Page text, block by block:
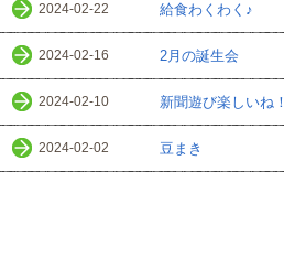
2024-02-22 給食わくわく♪
2024-02-16 2月の誕生会
2024-02-10 新聞遊び楽しいね！
2024-02-02 豆まき